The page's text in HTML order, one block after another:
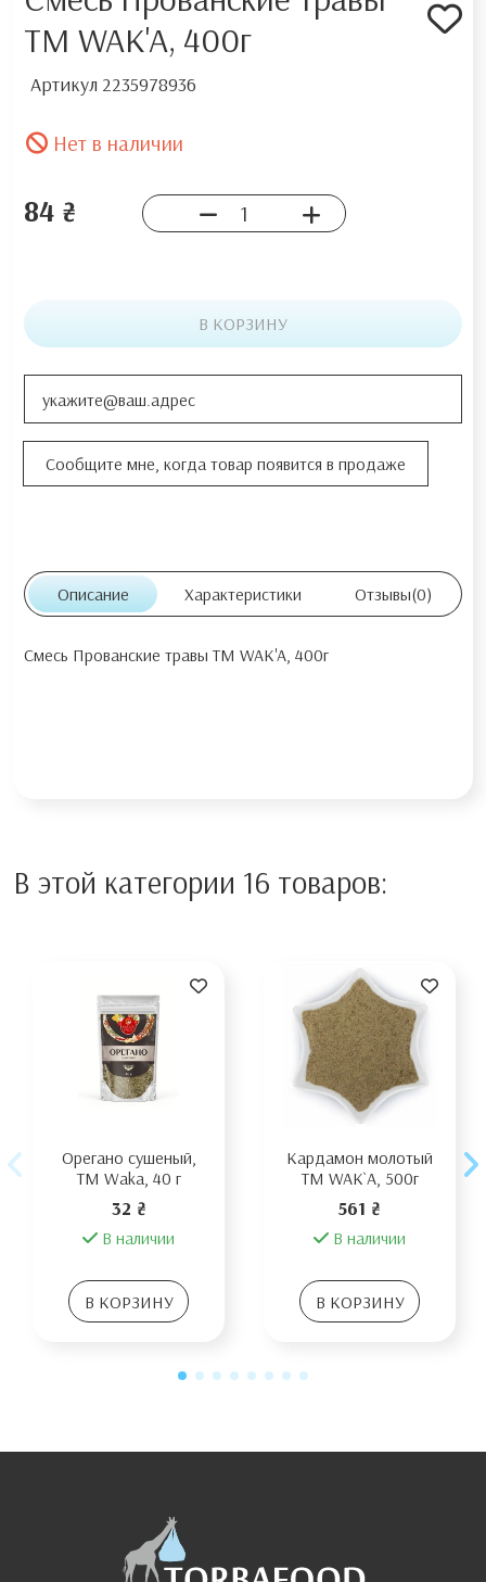
ТМ WAK'A, 400г
Артикул 2235978936
Нет в наличии
84 ₴
В КОРЗИНУ
Описание Характеристики Отзывы(0)
Смесь Прованские травы ТМ WAK'A, 400г
В этой категории 16 товаров:
Орегано сушеный,
TM Waka, 40 г
32 ₴
В наличии
В КОРЗИНУ
Кардамон молотый
TM WAK`A, 500г
561 ₴
В наличии
В КОРЗИНУ